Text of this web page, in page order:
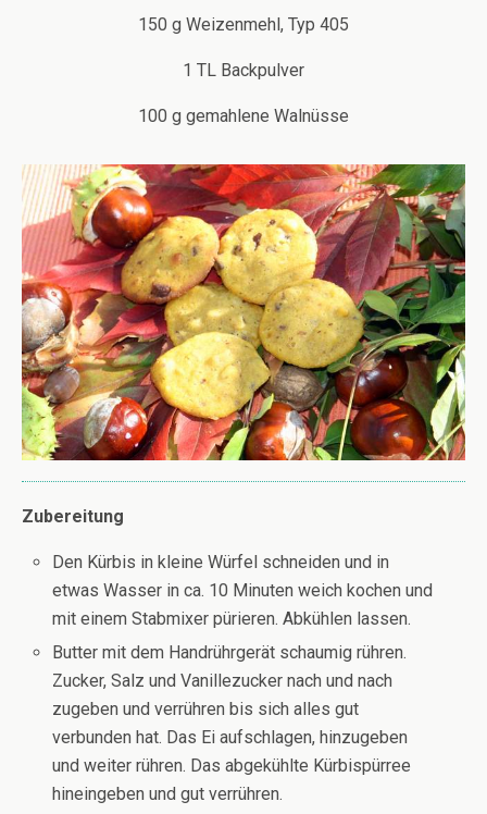
150 g Weizenmehl, Typ 405
1 TL Backpulver
100 g gemahlene Walnüsse
Zubereitung
Den Kürbis in kleine Würfel schneiden und in
etwas Wasser in ca. 10 Minuten weich kochen und
mit einem Stabmixer pürieren. Abkühlen lassen.
Butter mit dem Handrührgerät schaumig rühren.
Zucker, Salz und Vanillezucker nach und nach
zugeben und verrühren bis sich alles gut
verbunden hat. Das Ei aufschlagen, hinzugeben
und weiter rühren. Das abgekühlte Kürbispürree
hineingeben und gut verrühren.